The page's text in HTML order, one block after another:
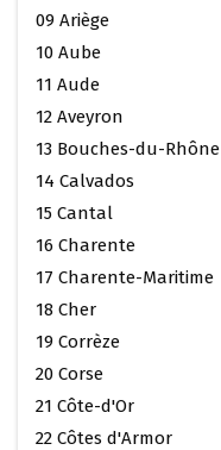
09 Ariège
10 Aube
11 Aude
12 Aveyron
13 Bouches-du-Rhône
14 Calvados
15 Cantal
16 Charente
17 Charente-Maritime
18 Cher
19 Corrèze
20 Corse
21 Côte-d'Or
22 Côtes d'Armor